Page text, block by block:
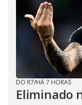
DO R7/HÁ 7 HORAS
Eliminado